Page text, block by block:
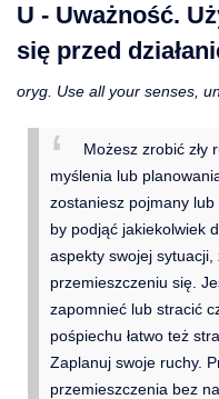
U - Uważność.
się przed
oryg. Use all your senses,
Możesz zrobić zły
myślenia lub
zostaniesz pojmany lub
by podjąć jakiekolwiek
aspekty swojej
przemieszczeniu się.
zapomnieć lub stracić
pośpiechu łatwo też
Zaplanuj swoje ruchy.
przemieszczenia bez